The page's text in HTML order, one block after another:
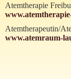
Atemtherapie
Atemtherapeutin/
www.atemraum-